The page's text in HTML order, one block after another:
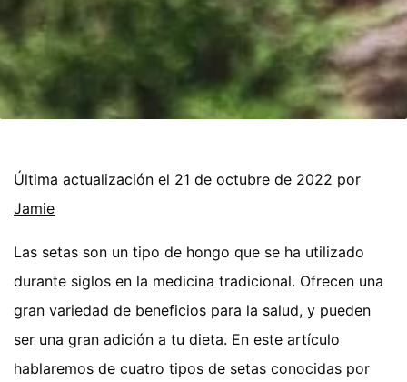
Última actualización el 21 de octubre de 2022 por
Jamie
Las setas son un tipo de hongo que se ha utilizado
durante siglos en la medicina tradicional. Ofrecen una
gran variedad de beneficios para la salud, y pueden
ser una gran adición a tu dieta. En este artículo
hablaremos de cuatro tipos de setas conocidas por